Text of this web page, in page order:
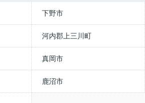
下野市
河内郡上三川町
真岡市
鹿沼市